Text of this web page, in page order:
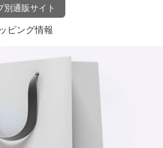
別通販サイト
ピング情報